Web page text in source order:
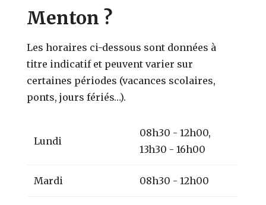
Menton ?
Les horaires ci-dessous sont données à
titre indicatif et peuvent varier sur
certaines périodes (vacances scolaires,
ponts, jours fériés…).
Lundi
08h30 - 12h00,
13h30 - 16h00
Mardi 08h30 - 12h00